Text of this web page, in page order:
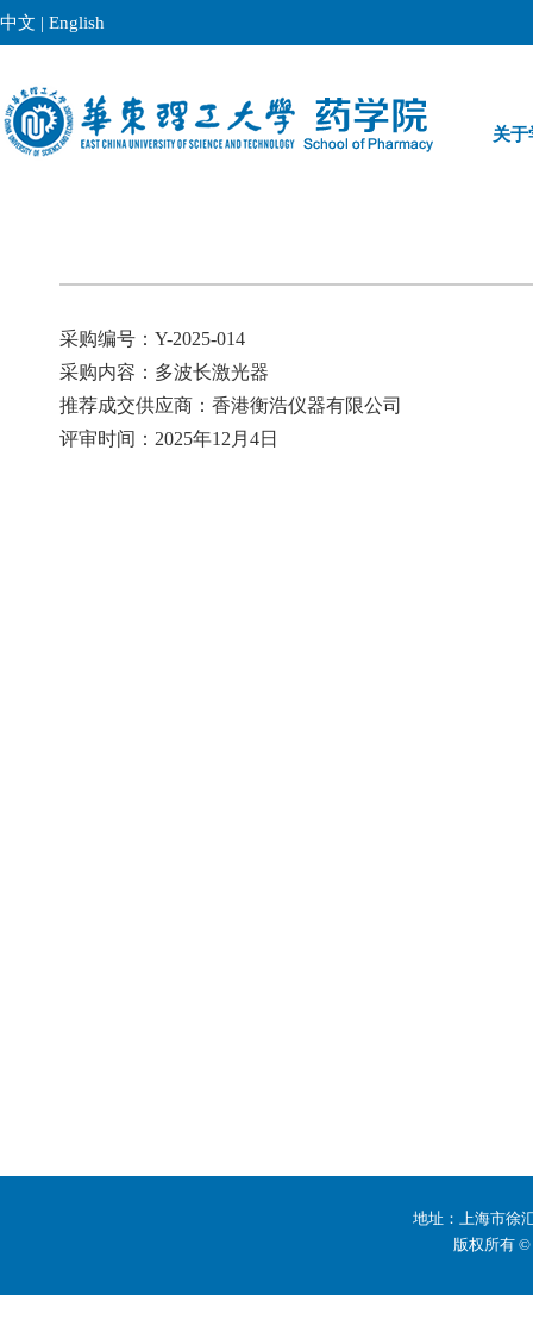
中文 | English
关于
采购编号：Y-2025-014
采购内容：多波长激光器
推荐成交供应商： 香港衡浩仪器有限公司
评审时间：2025年12月4日
地址：上海市徐
版权所有 ©